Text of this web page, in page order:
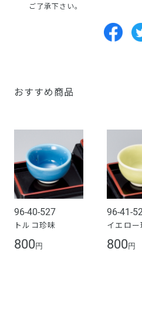
ご了承下さい。
おすすめ商品
96-40-527
トルコ珍味
800 円
96-41-
イエロ
800 円